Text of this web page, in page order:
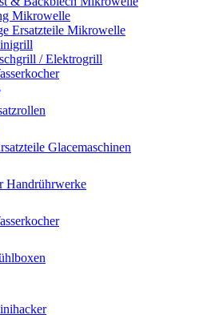
Mikrowelle
Ersatzteile Mikrowelle
/ Elektrogrill
Glacemaschinen
Handrührwerke